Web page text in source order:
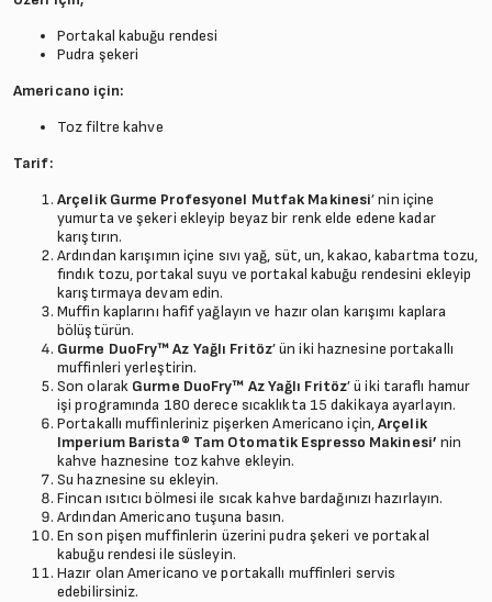
Portakal kabuğu rendesi
Pudra şekeri
Americano için:
Toz filtre kahve
Tarif:
Arçelik Gurme Profesyonel Mutfak Makinesi’nin içine
yumurta ve şekeri ekleyip beyaz bir renk elde edene kadar
karıştırın.
Ardından karışımın içine sıvı yağ, süt, un, kakao, kabartma tozu,
fındık tozu, portakal suyu ve portakal kabuğu rendesini ekleyip
karıştırmaya devam edin.
Muffin kaplarını hafif yağlayın ve hazır olan karışımı kaplara
bölüştürün.
Gurme DuoFry™ Az Yağlı Fritöz’ün iki haznesine portakallı
muffinleri yerleştirin.
Son olarak Gurme DuoFry™ Az Yağlı Fritöz’ü iki taraflı hamur
işi programında 180 derece sıcaklıkta 15 dakikaya ayarlayın.
Portakallı muffinleriniz pişerken Americano için,Arçelik
Imperium Barista® Tam Otomatik Espresso Makinesi’ nin
kahve haznesine toz kahve ekleyin.
Su haznesine su ekleyin.
Fincan ısıtıcı bölmesi ile sıcak kahve bardağınızı hazırlayın.
Ardından Americano tuşuna basın.
En son pişen muffinlerin üzerini pudra şekeri ve portakal
kabuğu rendesi ile süsleyin.
Hazır olan Americano ve portakallı muffinleri servis
edebilirsiniz.